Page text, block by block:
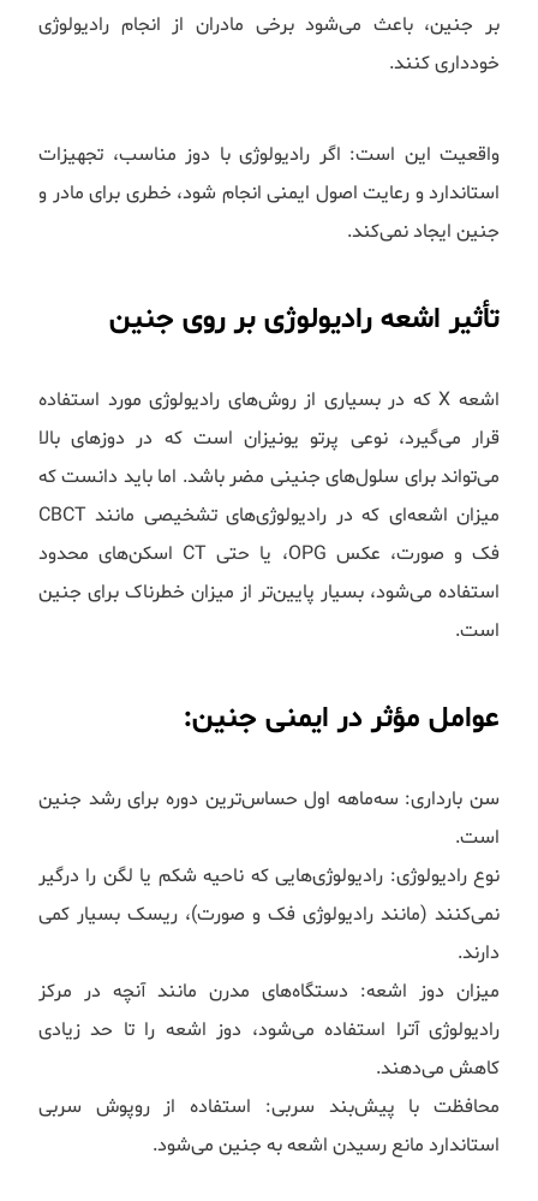
بر جنین، باعث می‌شود برخی مادران از انجام رادیولوژی
خودداری کنند.
واقعیت این است: اگر رادیولوژی با دوز مناسب، تجهیزات
استاندارد و رعایت اصول ایمنی انجام شود، خطری برای مادر و
جنین ایجاد نمی‌کند.
تأثیر اشعه رادیولوژی بر روی جنین
اشعه X که در بسیاری از روش‌های رادیولوژی مورد استفاده
قرار می‌گیرد، نوعی پرتو یونیزان است که در دوزهای بالا
می‌تواند برای سلول‌های جنینی مضر باشد. اما باید دانست که
میزان اشعه‌ای که در رادیولوژی‌های تشخیصی مانند CBCT
فک و صورت، عکس OPG، یا حتی CT اسکن‌های محدود
استفاده می‌شود، بسیار پایین‌تر از میزان خطرناک برای جنین
است.
عوامل مؤثر در ایمنی جنین:
سن بارداری: سه‌ماهه اول حساس‌ترین دوره برای رشد جنین
است.
نوع رادیولوژی: رادیولوژی‌هایی که ناحیه شکم یا لگن را درگیر
نمی‌کنند (مانند رادیولوژی فک و صورت)، ریسک بسیار کمی
دارند.
میزان دوز اشعه: دستگاه‌های مدرن مانند آنچه در مرکز
رادیولوژی آترا استفاده می‌شود، دوز اشعه را تا حد زیادی
کاهش می‌دهند.
محافظت با پیش‌بند سربی: استفاده از روپوش سربی
استاندارد مانع رسیدن اشعه به جنین می‌شود.